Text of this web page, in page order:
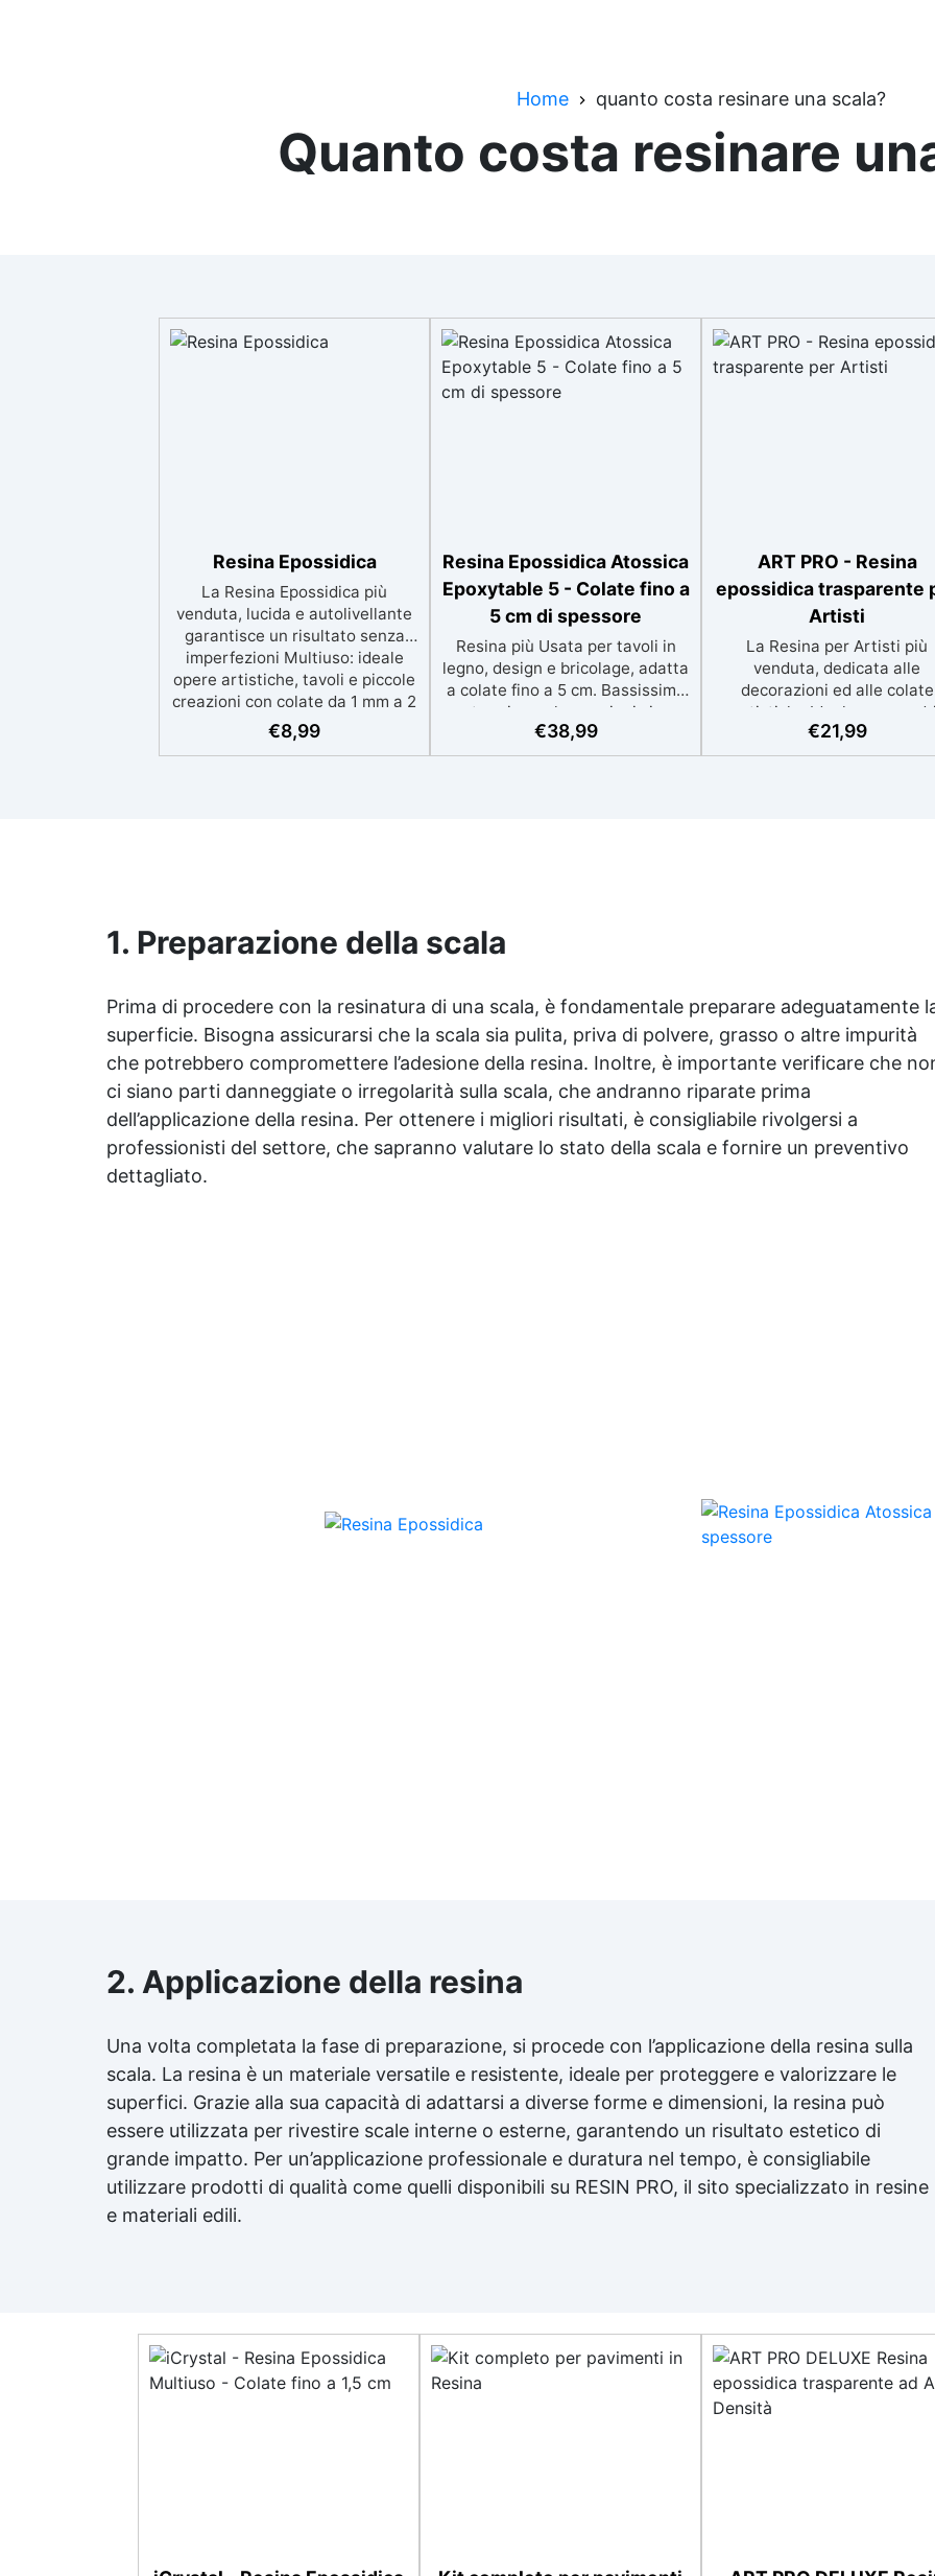
Home quanto costa resinare una scala?
Quanto costa resinare
Resina Epossidica
La Resina Epossidica più
venduta, lucida e autolivellante
garantisce un risultato senza
imperfezioni Multiuso: ideale
opere artistiche, tavoli e piccole
creazioni con colate da 1 mm a 2
cm Resistente ai graffi e ai raggi
UV, garantendo opere durature,
€8,99
Resina Epossidica Atossica
Epoxytable 5 - Colate fino a
5 cm di spessore
Resina più Usata per tavoli in
legno, design e bricolage, adatta
a colate fino a 5 cm. Bassissima
esotermia per lavorazioni sicure
e senza surriscaldamenti.
Resistente a graffi e
€38,99
ART PRO - Resina
epossidica trasparente
Artisti
La Resina per Artisti più
venduta, dedicata alle
decorazioni ed alle colate
artistiche Ideale per quadri,
rivestimenti, vassoi e anche
piccole creazioni
€21,99
1. Preparazione della scala
Prima di procedere con la resinatura di una scala, è fondamentale preparare adeguatamente
superficie. Bisogna assicurarsi che la scala sia pulita, priva di polvere, grasso o altre impurità
che potrebbero compromettere l’adesione della resina. Inoltre, è importante verificare che
ci siano parti danneggiate o irregolarità sulla scala, che andranno riparate prima
dell’applicazione della resina. Per ottenere i migliori risultati, è consigliabile rivolgersi a
professionisti del settore, che sapranno valutare lo stato della scala e fornire un preventivo
dettagliato.
2. Applicazione della resina
Una volta completata la fase di preparazione, si procede con l’applicazione della resina sulla
scala. La resina è un materiale versatile e resistente, ideale per proteggere e valorizzare le
superfici. Grazie alla sua capacità di adattarsi a diverse forme e dimensioni, la resina può
essere utilizzata per rivestire scale interne o esterne, garantendo un risultato estetico di
grande impatto. Per un’applicazione professionale e duratura nel tempo, è consigliabile
utilizzare prodotti di qualità come quelli disponibili su RESIN PRO, il sito specializzato in resine
e materiali edili.